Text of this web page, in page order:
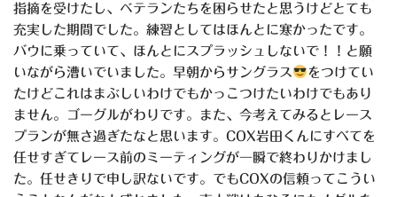
指摘を受けたし、ベテランたちを困らせたと思うけどとても
充実した期間でした。練習としてはほんとに寒かったです。
バウに乗っていて、ほんとにスプラッシュしないで！！と願
いながら漕いでいました。早朝からサングラス
をつけてい
たけどこれはまぶしいわけでもかっこつけたいわけでもあり
ません。ゴーグルがわりです。また、今考えてみるとレース
プランが無さ過ぎたなと思います。COX岩田くんにすべてを
任せすぎてレース前のミーティングが一瞬で終わりかけまし
た。任せきりで申し訳ないです。でもCOXの信頼ってこうい